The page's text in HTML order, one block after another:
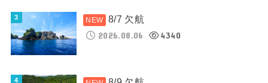
8/7 欠航
2026.08.06
4340